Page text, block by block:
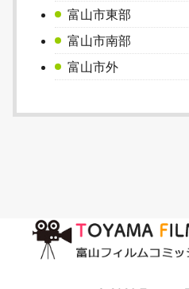
富山市東部
富山市南部
富山市外